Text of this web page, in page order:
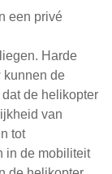
een privé
Harde
kunnen de
de helikopter
van
tot
in de mobiliteit